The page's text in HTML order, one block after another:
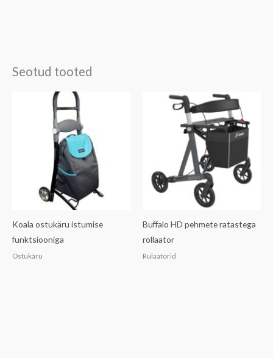
Seotud tooted
Koala ostukäru istumise
funktsiooniga
Ostukäru
Buffalo HD pehmete ratastega
rollaator
Rulaatorid